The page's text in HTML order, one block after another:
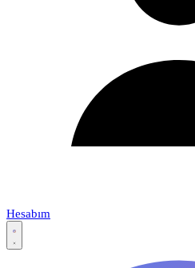
Hesabım